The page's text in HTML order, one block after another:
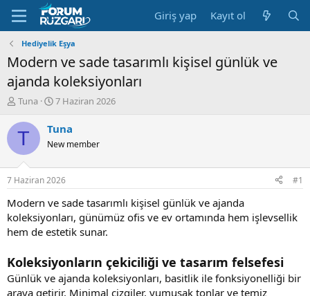
Giriş yap Kayıt ol
Hediyelik Eşya
Modern ve sade tasarımlı kişisel günlük ve
ajanda koleksiyonları
K
n
u
u
B
a
ş
a
t
n
Tuna
B
ş
a
g
ı
ç
a
r
h
i
7 Haziran 2026
T Tuna
New member
7 Haziran 2026 #1
Modern ve sade tasarımlı kişisel günlük ve ajanda
koleksiyonları, günümüz ofis ve ev ortamında hem işlevsellik
hem de estetik sunar.
Koleksiyonların çekiciliği ve tasarım felsefesi
Günlük ve ajanda koleksiyonları, basitlik ile fonksiyonelliği bir
araya getirir. Minimal çizgiler, yumuşak tonlar ve temiz